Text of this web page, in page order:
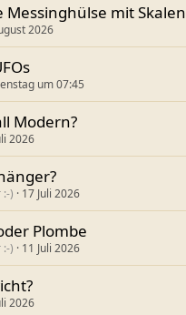
Messinghülse mit Skalen
2026
um 07:45
Modern?
2026
) 17 Juli 2026
Plombe
) 11 Juli 2026
2026